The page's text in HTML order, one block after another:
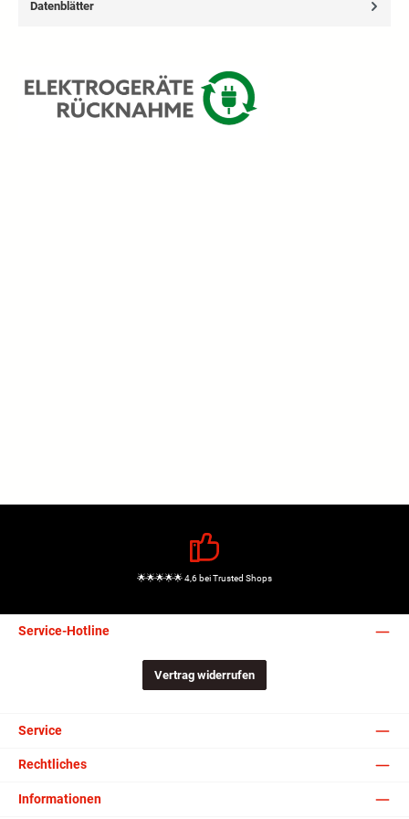
Datenblätter
🌟🌟🌟🌟🌟 4,6 bei Trusted Shops
Service-Hotline
Vertrag widerrufen
Service
Rechtliches
Informationen